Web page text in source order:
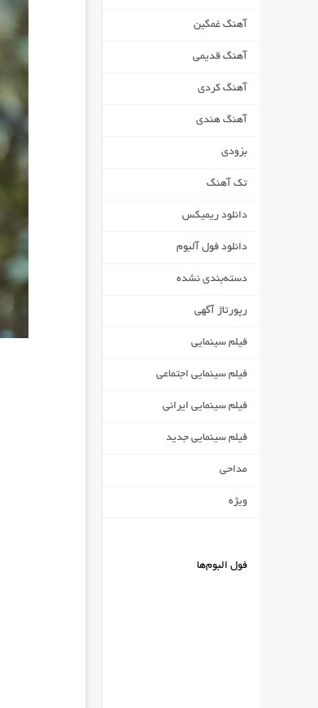
آهنگ غمگین
آهنگ قدیمی
آهنگ کردی
آهنگ هندی
بزودی
تک آهنگ
دانلود ریمیکس
دانلود فول آلبوم
دسته‌بندی نشده
رپورتاژ آگهی
فیلم سینمایی
فیلم سینمایی اجتماعی
فیلم سینمایی ایرانی
فیلم سینمایی جدید
مداحی
ویژه
فول البوم‌ها